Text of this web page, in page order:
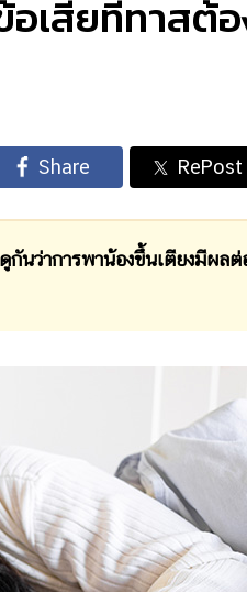
เสียที่ทาสต้
ว่าการพาน้องขึ้นเตียงมีผลต่